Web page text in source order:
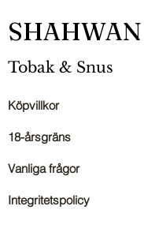
SHAHWAN
Tobak & Snus
Köpvillkor
18-årsgräns
Vanliga frågor
Integritetspolicy